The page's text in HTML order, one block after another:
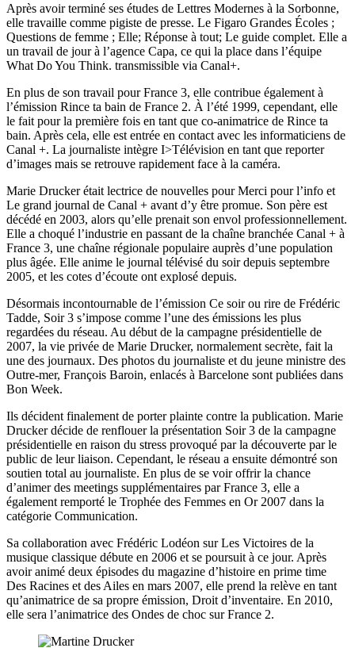
Après avoir terminé ses études de Lettres Modernes à la Sorbonne,
elle travaille comme pigiste de presse. Le Figaro Grandes Écoles ;
Questions de femme ; Elle; Réponse à tout; Le guide complet. Elle a
un travail de jour à l’agence Capa, ce qui la place dans l’équipe
What Do You Think. transmissible via Canal+.
En plus de son travail pour France 3, elle contribue également à
l’émission Rince ta bain de France 2. À l’été 1999, cependant, elle
le fait pour la première fois en tant que co-animatrice de Rince ta
bain. Après cela, elle est entrée en contact avec les informaticiens de
Canal +. La journaliste intègre I>Télévision en tant que reporter
d’images mais se retrouve rapidement face à la caméra.
Marie Drucker était lectrice de nouvelles pour Merci pour l’info et
Le grand journal de Canal + avant d’y être promue. Son père est
décédé en 2003, alors qu’elle prenait son envol professionnellement.
Elle a choqué l’industrie en passant de la chaîne branchée Canal + à
France 3, une chaîne régionale populaire auprès d’une population
plus âgée. Elle anime le journal télévisé du soir depuis septembre
2005, et les cotes d’écoute ont explosé depuis.
Désormais incontournable de l’émission Ce soir ou rire de Frédéric
Tadde, Soir 3 s’impose comme l’une des émissions les plus
regardées du réseau. Au début de la campagne présidentielle de
2007, la vie privée de Marie Drucker, normalement secrète, fait la
une des journaux. Des photos du journaliste et du jeune ministre des
Outre-mer, François Baroin, enlacés à Barcelone sont publiées dans
Bon Week.
Ils décident finalement de porter plainte contre la publication. Marie
Drucker décide de renflouer la présentation Soir 3 de la campagne
présidentielle en raison du stress provoqué par la découverte par le
public de leur liaison. Cependant, le réseau a ensuite démontré son
soutien total au journaliste. En plus de se voir offrir la chance
d’animer des meetings supplémentaires par France 3, elle a
également remporté le Trophée des Femmes en Or 2007 dans la
catégorie Communication.
Sa collaboration avec Frédéric Lodéon sur Les Victoires de la
musique classique débute en 2006 et se poursuit à ce jour. Après
avoir animé deux épisodes du magazine d’histoire en prime time
Des Racines et des Ailes en mars 2007, elle prend la relève en tant
qu’animatrice de sa propre émission, Droit d’inventaire. En 2010,
elle sera l’animatrice des Ondes de choc sur France 2.